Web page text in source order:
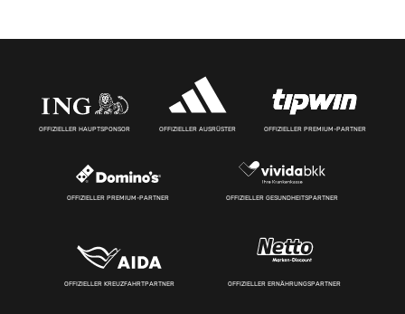
OFFIZIELLER HAUPTSPONSOR OFFIZIELLER AUSRÜSTER OFFIZIELLER PREMIUM-PARTNER
OFFIZIELLER PREMIUM-PARTNER OFFIZIELLER GESUNDHEITSPARTNER
OFFIZIELLER KREUZFAHRTPARTNER OFFIZIELLER ERNÄHRUNGSPARTNER